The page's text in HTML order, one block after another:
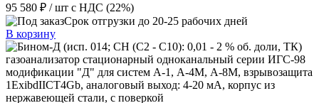
95 580 ₽ / шт с НДС (22%)
Срок отгрузки до 20-25 рабочих дней
В корзину